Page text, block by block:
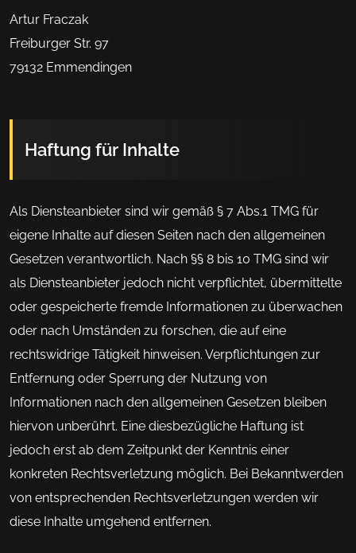
Artur Fraczak
Freiburger Str. 97
79132 Emmendingen
Haftung für Inhalte
Als Diensteanbieter sind wir gemäß § 7 Abs.1 TMG für
eigene Inhalte auf diesen Seiten nach den allgemeinen
Gesetzen verantwortlich. Nach §§ 8 bis 10 TMG sind wir
als Diensteanbieter jedoch nicht verpflichtet, übermittelte
oder gespeicherte fremde Informationen zu überwachen
oder nach Umständen zu forschen, die auf eine
rechtswidrige Tätigkeit hinweisen. Verpflichtungen zur
Entfernung oder Sperrung der Nutzung von
Informationen nach den allgemeinen Gesetzen bleiben
hiervon unberührt. Eine diesbezügliche Haftung ist
jedoch erst ab dem Zeitpunkt der Kenntnis einer
konkreten Rechtsverletzung möglich. Bei Bekanntwerden
von entsprechenden Rechtsverletzungen werden wir
diese Inhalte umgehend entfernen.